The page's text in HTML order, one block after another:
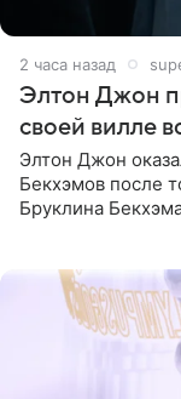
2 часа назад
Элтон Джон
своей вилле
Элтон Джон
Бекхэмов после
Бруклина